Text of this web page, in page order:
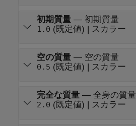
初期質量— 初期質量
1.0 (既定値) | スカラー
空の質量— 空の質量
0.5 (既定値) | スカラー
完全な質量— 全身の質量
2.0 (既定値) | スカラー